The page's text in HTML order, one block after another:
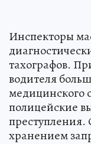
Инспекторы
тахографов.
водителя
медицинского
полицейские
преступления.
хранением